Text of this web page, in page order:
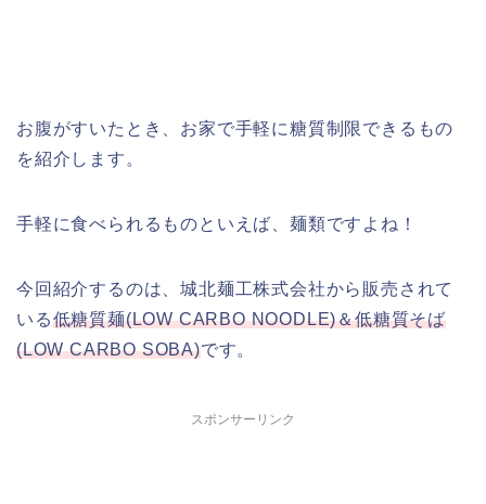
お腹がすいたとき、お家で手軽に糖質制限できるもの
を紹介します。
手軽に食べられるものといえば、麺類ですよね！
今回紹介するのは、城北麺工株式会社から販売されて
いる低糖質麺(LOW CARBO NOODLE)＆低糖質そば
(LOW CARBO SOBA)です。
スポンサーリンク